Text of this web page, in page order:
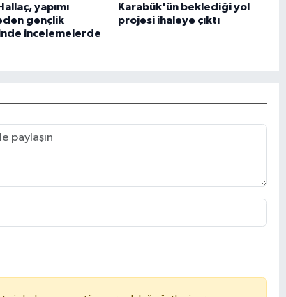
yapımı
gençlik
incelemelerde
Karabük'ün beklediği yol
projesi ihaleye çıktı